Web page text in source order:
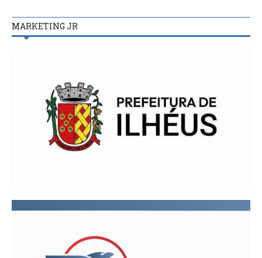
MARKETING JR